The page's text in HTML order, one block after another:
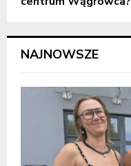
NAJNOWSZE